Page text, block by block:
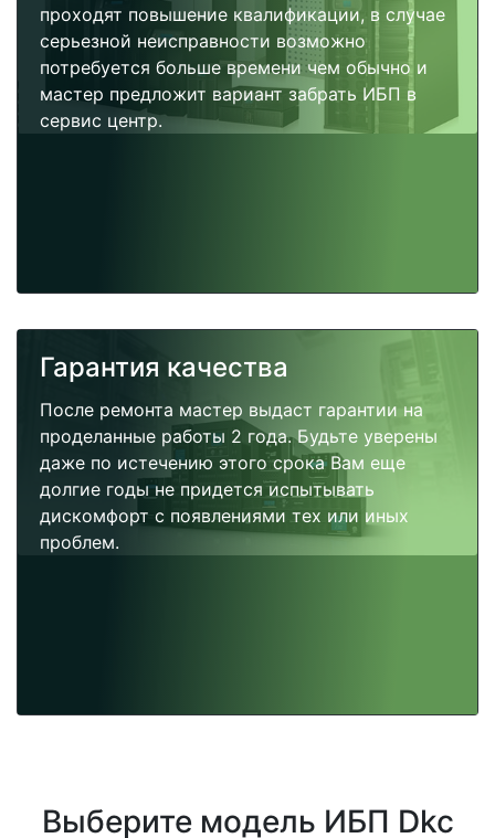
проходят повышение квалификации, в случае
серьезной неисправности возможно
потребуется больше времени чем обычно и
мастер предложит вариант забрать ИБП в
сервис центр.
Гарантия качества
После ремонта мастер выдаст гарантии на
проделанные работы 2 года. Будьте уверены
даже по истечению этого срока Вам еще
долгие годы не придется испытывать
дискомфорт с появлениями тех или иных
проблем.
Выберите модель ИБП Dkc